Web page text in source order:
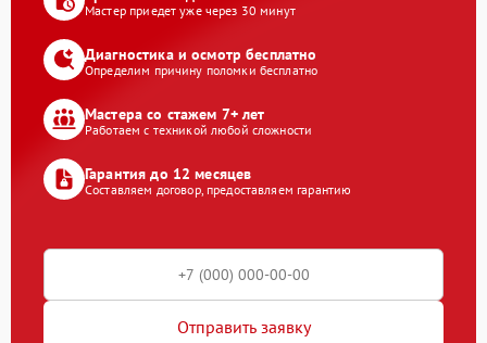
Мастер приедет уже через 30 минут
Диагностика и осмотр бесплатно
Определим причину поломки бесплатно
Мастера со стажем 7+ лет
Работаем с техникой любой сложности
Гарантия до 12 месяцев
Составляем договор, предоставляем гарантию
Отправить заявку